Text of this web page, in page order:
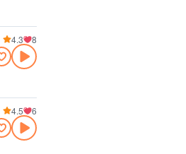
4.3 8
4.5 6